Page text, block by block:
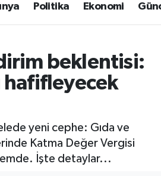
Politika Ekonomi
beklentisi:
hafifleyecek
yeni cephe: Gıda ve
Katma Değer Vergisi
İşte detaylar...